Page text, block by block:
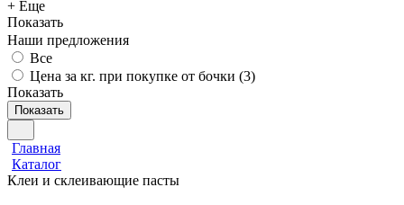
+ Еще
Показать
Наши предложения
Все
Цена за кг. при покупке от бочки (3)
Показать
Показать
Главная
Каталог
Клеи и склеивающие пасты